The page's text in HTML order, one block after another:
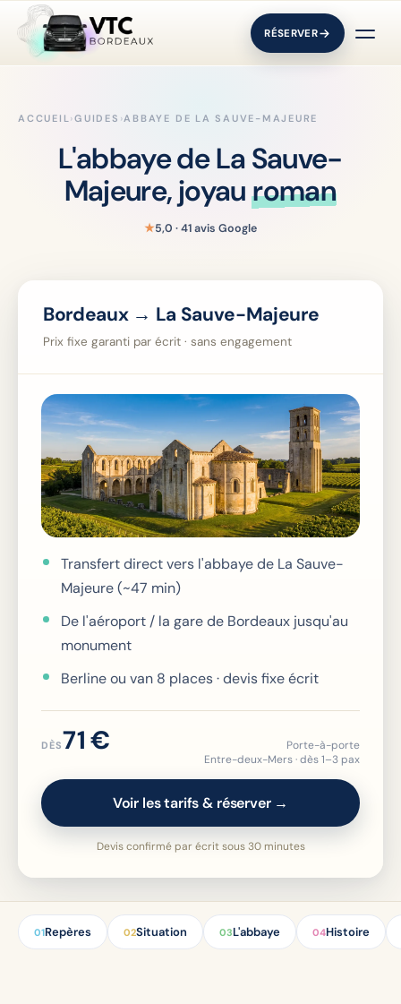
RÉSERVER
ACCUEIL›GUIDES ›ABBAYE DE LA SAUVE-MAJEURE
L'abbaye de La Sauve-
Majeure, joyauroman
★5,0 · 41 avis Google
Bordeaux → La Sauve-Majeure
Prix fixe garanti par écrit · sans engagement
Transfert direct vers l'abbaye de La Sauve-
Majeure (~47 min)
De l'aéroport / la gare de Bordeaux jusqu'au
monument
Berline ou van 8 places · devis fixe écrit
DÈS71 €
Porte-à-porte
Entre-deux-Mers · dès 1–3 pax
Voir les tarifs & réserver →
Devis confirmé par écrit sous 30 minutes
01Repères 02Situation 03L'abbaye 04Histoire